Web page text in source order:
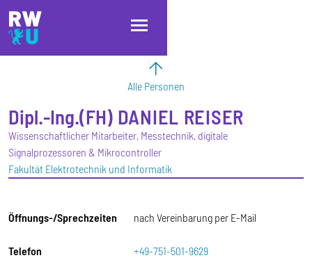
Direkt zum Inhalt
Direkt zur Hauptnavigation
Direkt zum Fußbereich
Alle Personen
Dipl.-Ing.(FH) DANIEL REISER
Wissenschaftlicher Mitarbeiter, Messtechnik, digitale
Signalprozessoren & Mikrocontroller
Fakultät Elektrotechnik und Informatik
Öffnungs-/Sprechzeiten nach Vereinbarung per E-Mail
Telefon +49-751-501-9629